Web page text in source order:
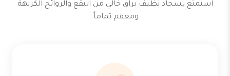
استمتع بسجاد نظيف براق خالي من البقع والروائح الكريهة
ومعقم تماماً.